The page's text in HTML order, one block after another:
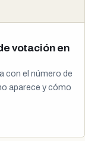
votación en
con el número de
aparece y cómo